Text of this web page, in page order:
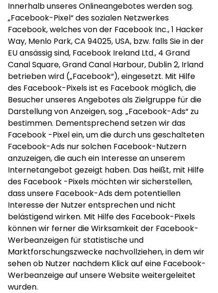
Innerhalb unseres Onlineangebotes werden sog.
„Facebook-Pixel“ des sozialen Netzwerkes
Facebook, welches von der Facebook Inc., 1 Hacker
Way, Menlo Park, CA 94025, USA, bzw. falls Sie in der
EU ansässig sind, Facebook Ireland Ltd., 4 Grand
Canal Square, Grand Canal Harbour, Dublin 2, Irland
betrieben wird („Facebook“), eingesetzt. Mit Hilfe
des Facebook-Pixels ist es Facebook möglich, die
Besucher unseres Angebotes als Zielgruppe für die
Darstellung von Anzeigen, sog. „Facebook-Ads“ zu
bestimmen. Dementsprechend setzen wir das
Facebook -Pixel ein, um die durch uns geschalteten
Facebook-Ads nur solchen Facebook-Nutzern
anzuzeigen, die auch ein Interesse an unserem
Internetangebot gezeigt haben. Das heißt, mit Hilfe
des Facebook -Pixels möchten wir sicherstellen,
dass unsere Facebook-Ads dem potentiellen
Interesse der Nutzer entsprechen und nicht
belästigend wirken. Mit Hilfe des Facebook-Pixels
können wir ferner die Wirksamkeit der Facebook-
Werbeanzeigen für statistische und
Marktforschungszwecke nachvollziehen, in dem wir
sehen ob Nutzer nachdem Klick auf eine Facebook-
Werbeanzeige auf unsere Website weitergeleitet
wurden.